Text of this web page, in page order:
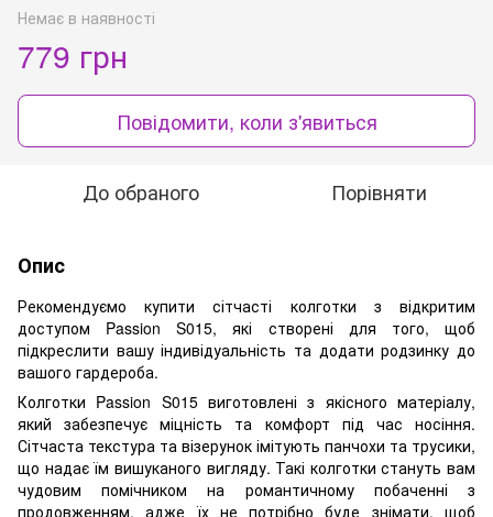
Немає в наявності
779 грн
Повідомити, коли з'явиться
До обраного Порівняти
Опис
Рекомендуємо купити сітчасті колготки з відкритим
доступом Passion S015, які створені для того, щоб
підкреслити вашу індивідуальність та додати родзинку до
вашого гардероба.
Колготки Passion S015 виготовлені з якісного матеріалу,
який забезпечує міцність та комфорт під час носіння.
Сітчаста текстура та візерунок імітують панчохи та трусики,
що надає їм вишуканого вигляду. Такі колготки стануть вам
чудовим помічником на романтичному побаченні з
продовженням, адже їх не потрібно буде знімати, щоб